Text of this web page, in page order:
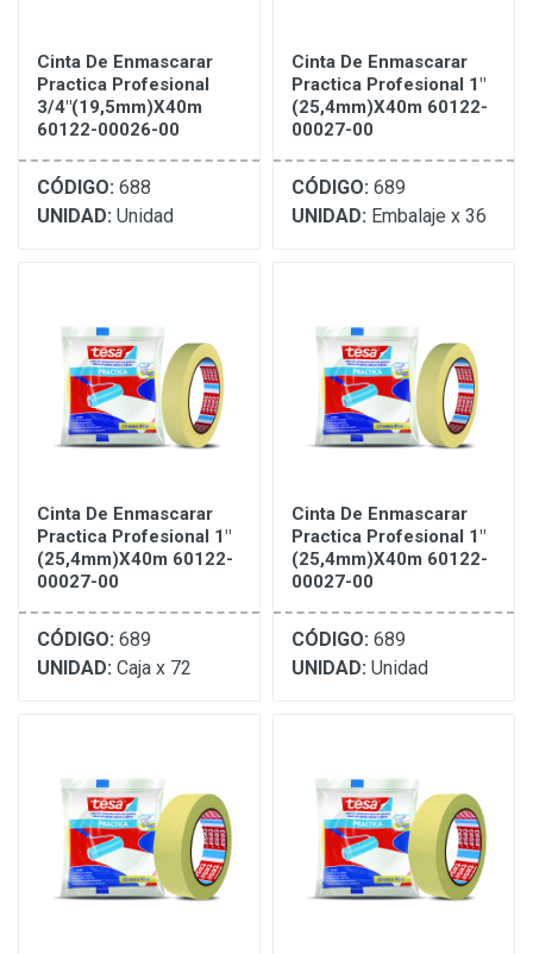
Cinta De Enmascarar
Practica Profesional
3/4"(19,5mm)X40m
60122-00026-00
CÓDIGO: 688
UNIDAD: Unidad
Cinta De Enmascarar
Practica Profesional 1"
(25,4mm)X40m 60122-
00027-00
CÓDIGO: 689
UNIDAD: Embalaje x 36
Cinta De Enmascarar
Practica Profesional 1"
(25,4mm)X40m 60122-
00027-00
CÓDIGO: 689
UNIDAD: Caja x 72
Cinta De Enmascarar
Practica Profesional 1"
(25,4mm)X40m 60122-
00027-00
CÓDIGO: 689
UNIDAD: Unidad